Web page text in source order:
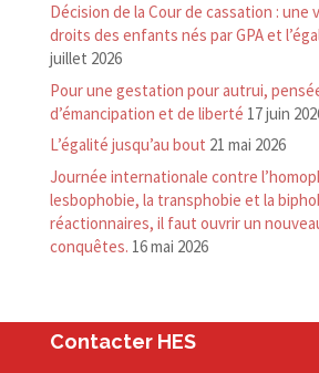
Décision de la Cour de cassation : une
droits des enfants nés par GPA et
juillet 2026
Pour une gestation pour autrui,
d’émancipation et de liberté 17 juin
L’égalité jusqu’au bout 21 mai 2026
Journée internationale contre
lesbophobie, la transphobie et la
réactionnaires, il faut ouvrir un
conquêtes. 16 mai 2026
Contacter HES